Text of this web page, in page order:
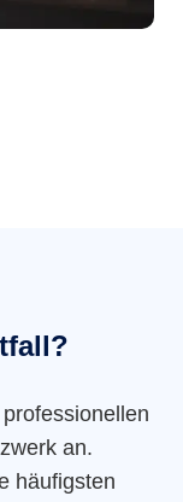
an.
häufigsten